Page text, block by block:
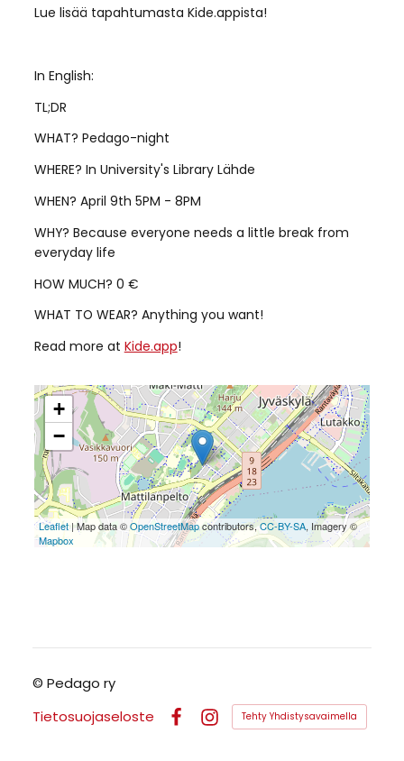
Lue lisää tapahtumasta Kide.appista!
In English:
TL;DR
WHAT? Pedago-night
WHERE? In University's Library Lähde
WHEN? April 9th 5PM - 8PM
WHY? Because everyone needs a little break from
everyday life
HOW MUCH? 0 €
WHAT TO WEAR? Anything you want!
Read more at Kide.app!
+
−
Leaflet| Map data ©OpenStreetMapcontributors,CC-BY-SA, Imagery ©
Mapbox
© Pedago ry
Tietosuojaseloste
FacebookInstagram
Tehty Yhdistysavaimella